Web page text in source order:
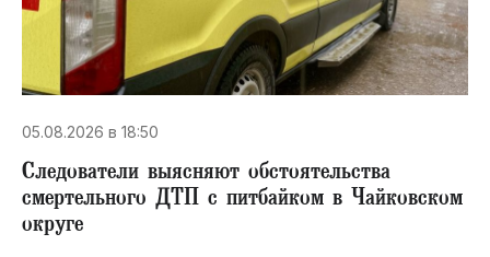
05.08.2026 в 18:50
Следователи выясняют обстоятельства
смертельного ДТП с питбайком в Чайковском
округе